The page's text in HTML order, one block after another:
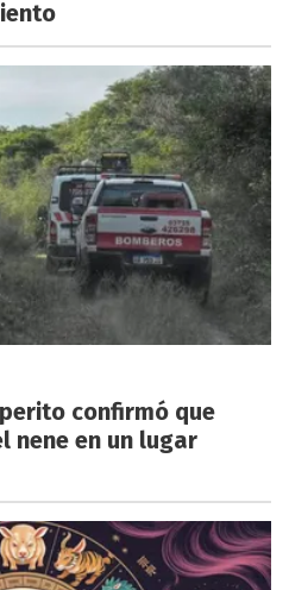
confirmó que
nene en un lugar